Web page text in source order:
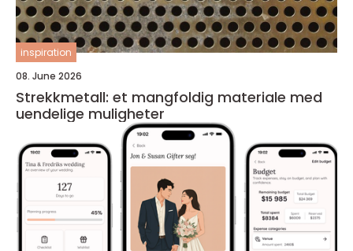
inspiration
08. June 2026
Strekkmetall: et mangfoldig materiale med
uendelige muligheter